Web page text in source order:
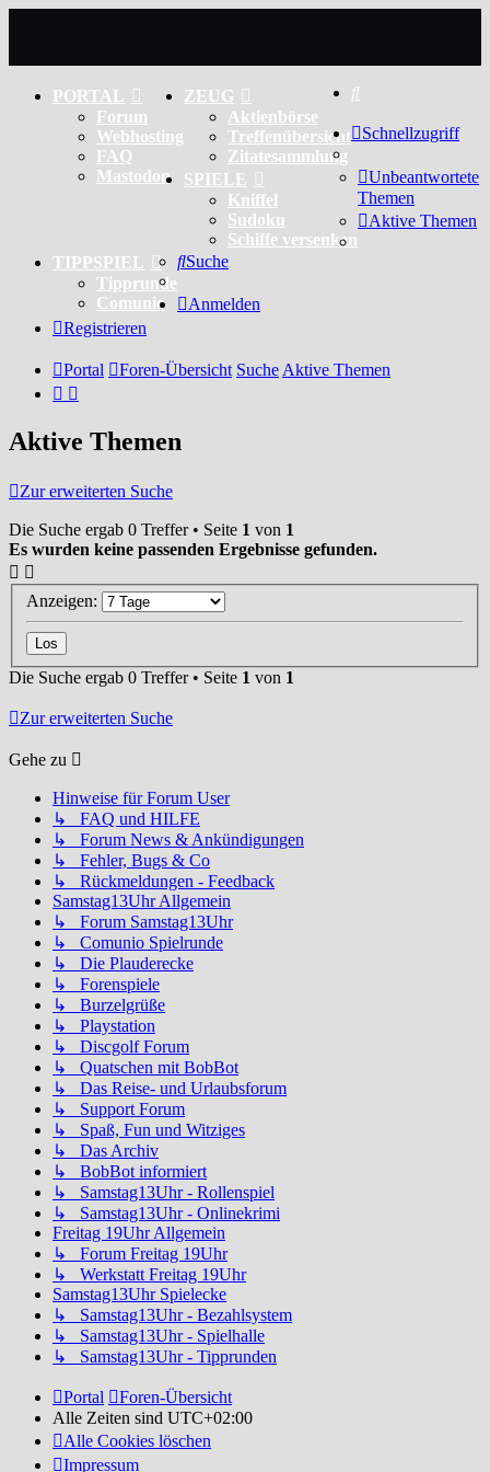
PORTAL
Forum
Webhosting
FAQ
Mastodon
ZEUG
Aktienbörse
Treffenübersicht
Zitatesammlung
SPIELE
Kniffel
Sudoku
Schiffe versenken
TIPPSPIEL
Tipprunde
Comunio
Schnellzugriff
Unbeantwortete
Themen
Aktive Themen
Suche
Anmelden
Registrieren
Portal Foren-Übersicht Suche Aktive Themen
Aktive Themen
Zur erweiterten Suche
Die Suche ergab 0 Treffer • Seite 1 von 1
Es wurden keine passenden Ergebnisse gefunden.
Anzeigen:
Die Suche ergab 0 Treffer • Seite 1 von 1
Zur erweiterten Suche
Gehe zu
Hinweise für Forum User
↳ FAQ und HILFE
↳ Forum News & Ankündigungen
↳ Fehler, Bugs & Co
↳ Rückmeldungen - Feedback
Samstag13Uhr Allgemein
↳ Forum Samstag13Uhr
↳ Comunio Spielrunde
↳ Die Plauderecke
↳ Forenspiele
↳ Burzelgrüße
↳ Playstation
↳ Discgolf Forum
↳ Quatschen mit BobBot
↳ Das Reise- und Urlaubsforum
↳ Support Forum
↳ Spaß, Fun und Witziges
↳ Das Archiv
↳ BobBot informiert
↳ Samstag13Uhr - Rollenspiel
↳ Samstag13Uhr - Onlinekrimi
Freitag 19Uhr Allgemein
↳ Forum Freitag 19Uhr
↳ Werkstatt Freitag 19Uhr
Samstag13Uhr Spielecke
↳ Samstag13Uhr - Bezahlsystem
↳ Samstag13Uhr - Spielhalle
↳ Samstag13Uhr - Tipprunden
Portal
Foren-Übersicht
Alle Zeiten sind UTC+02:00
Alle Cookies löschen
Impressum